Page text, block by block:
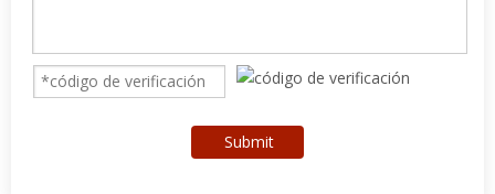
Submit